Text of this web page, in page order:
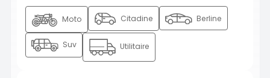
Moto Citadine Berline
Suv Utilitaire